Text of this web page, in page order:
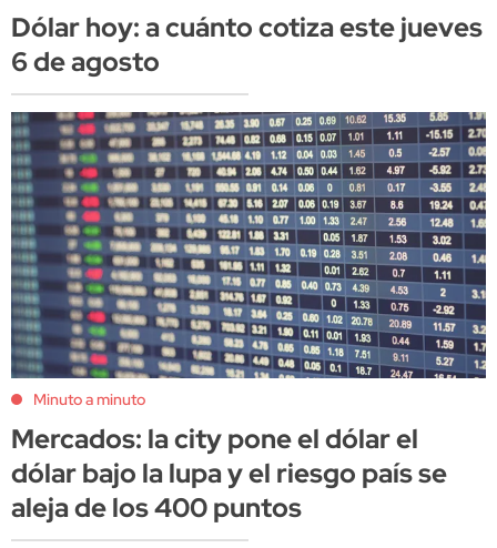
Dólar hoy: a cuánto cotiza este jueves
6 de agosto
Minuto a minuto
Mercados: la city pone el dólar el
dólar bajo la lupa y el riesgo país se
aleja de los 400 puntos